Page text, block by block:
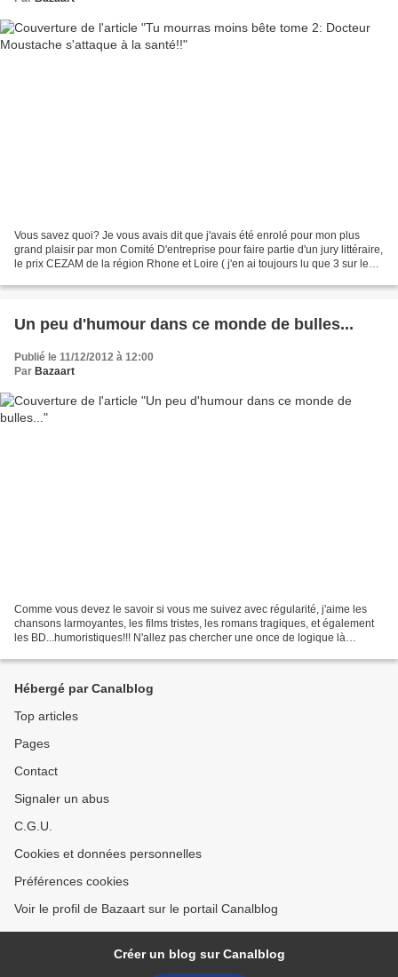
Vous savez quoi? Je vous avais dit que j'avais été enrolé pour mon plus
grand plaisir par mon Comité D'entreprise pour faire partie d'un jury littéraire,
le prix CEZAM de la région Rhone et Loire ( j'en ai toujours lu que 3 sur les
Un peu d'humour dans ce monde de bulles...
Publié le 11/12/2012 à 12:00
Par Bazaart
Comme vous devez le savoir si vous me suivez avec régularité, j'aime les
chansons larmoyantes, les films tristes, les romans tragiques, et également
les BD...humoristiques!!! N'allez pas chercher une once de logique là
Hébergé par Canalblog
Top articles
Pages
Contact
Signaler un abus
C.G.U.
Cookies et données personnelles
Préférences cookies
Voir le profil de Bazaart sur le portail Canalblog
Créer un blog sur Canalblog